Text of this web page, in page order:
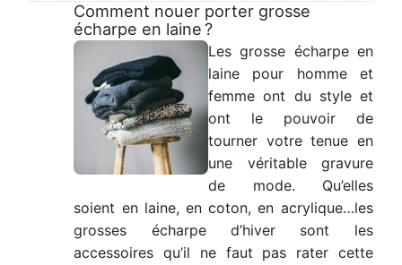
Comment nouer porter grosse
écharpe en laine ?
Les grosse écharpe en
laine pour homme et
femme ont du style et
ont le pouvoir de
tourner votre tenue en
une véritable gravure
de mode. Qu’elles
soient en laine, en coton, en acrylique…les
grosses écharpe d’hiver sont les
accessoires qu’il ne faut pas rater cette